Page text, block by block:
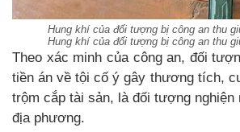
Hung khí của đối tượng bị công an thu
Hung khí của đối tượng bị công an thu
Theo xác minh của công an, đối
tiền án về tội cố ý gây thương tích,
trộm cắp tài sản, là đối tượng nghiện
địa phương.